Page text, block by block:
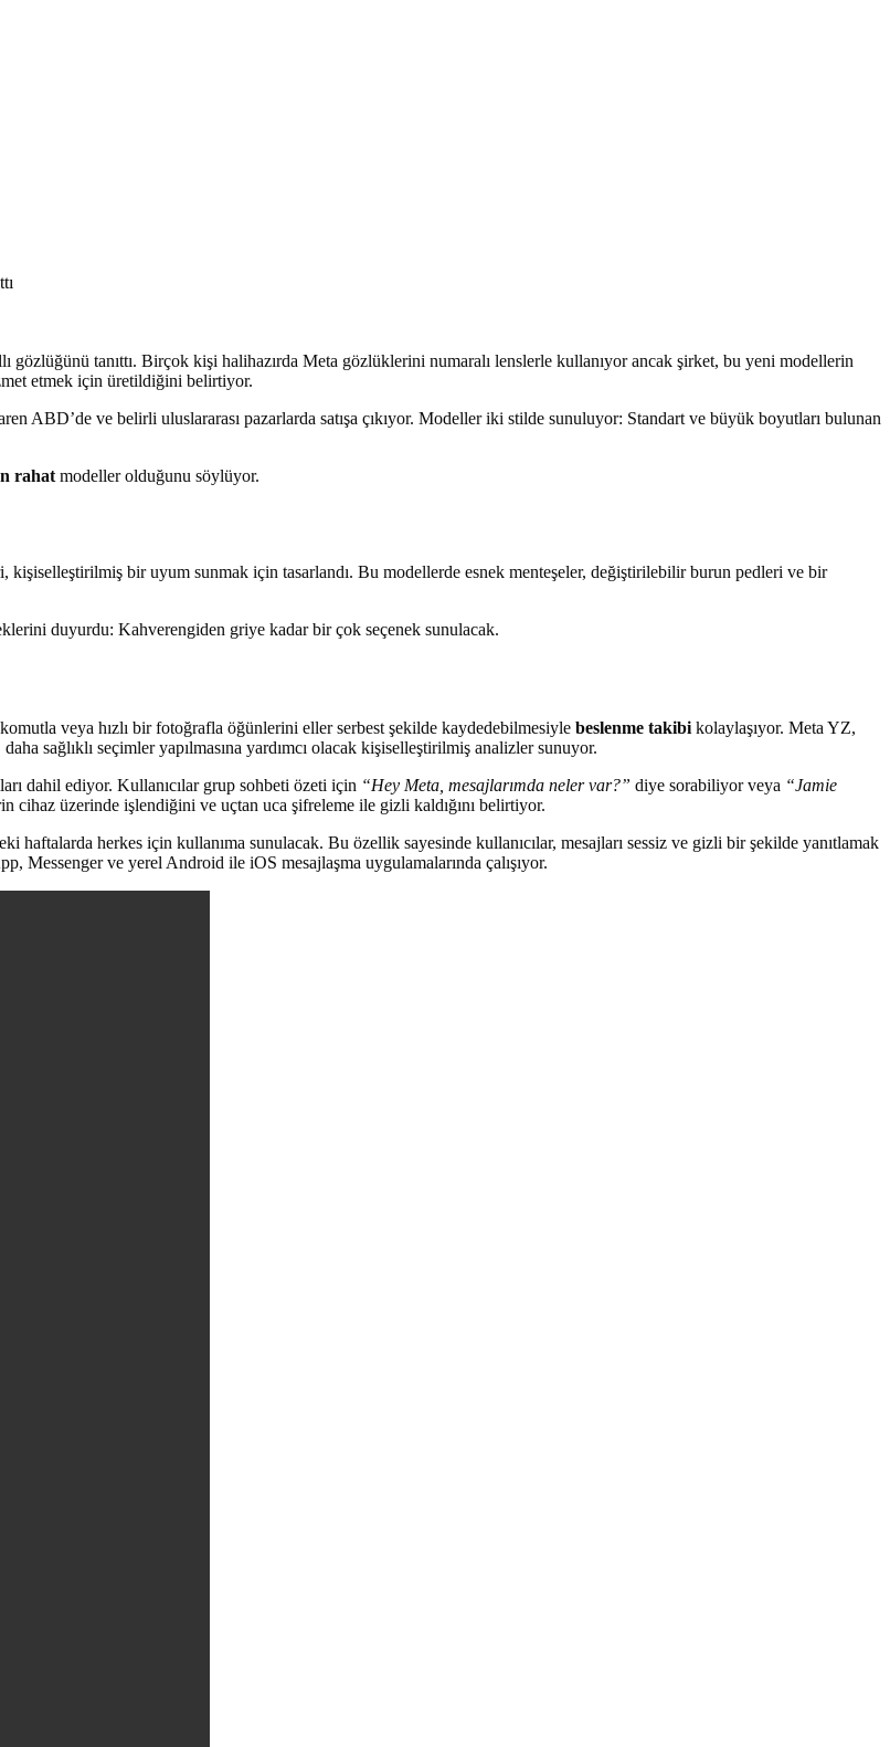
gözlüğünü tanıttı. Birçok kişi halihazırda Meta gözlüklerini numaralı lenslerle kullanıyor ancak şirket, bu yeni modellerin
etmek için üretildiğini belirtiyor.
ABD’de ve belirli uluslararası pazarlarda satışa çıkıyor. Modeller iki stilde sunuluyor: Standart ve büyük boyutları bulunan
rahat modeller olduğunu söylüyor.
bir uyum sunmak için tasarlandı. Bu modellerde esnek menteşeler, değiştirilebilir burun pedleri ve bir
duyurdu: Kahverengiden griye kadar bir çok seçenek sunulacak.
veya hızlı bir fotoğrafla öğünlerini eller serbest şekilde kaydedebilmesiyle beslenme takibi kolaylaşıyor. Meta YZ,
sağlıklı seçimler yapılmasına yardımcı olacak kişiselleştirilmiş analizler sunuyor.
dahil ediyor. Kullanıcılar grup sohbeti özeti için “Hey Meta, mesajlarımda neler var?” diye sorabiliyor veya “Jamie
cihaz üzerinde işlendiğini ve uçtan uca şifreleme ile gizli kaldığını belirtiyor.
herkes için kullanıma sunulacak. Bu özellik sayesinde kullanıcılar, mesajları sessiz ve gizli bir şekilde yanıtlamak
Messenger ve yerel Android ile iOS mesajlaşma uygulamalarında çalışıyor.